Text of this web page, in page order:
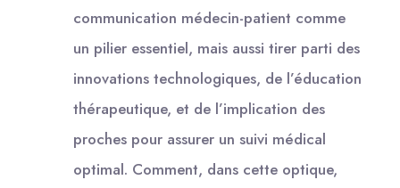
communication médecin-patient comme
un pilier essentiel, mais aussi tirer parti des
innovations technologiques, de l’éducation
thérapeutique, et de l’implication des
proches pour assurer un suivi médical
optimal. Comment, dans cette optique,